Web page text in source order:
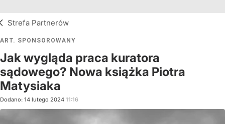
Strefa Partnerów
ART. SPONSOROWANY
Jak wygląda praca kuratora
sądowego? Nowa książka Piotra
Matysiaka
Dodano: 14 lutego 2024 11:16